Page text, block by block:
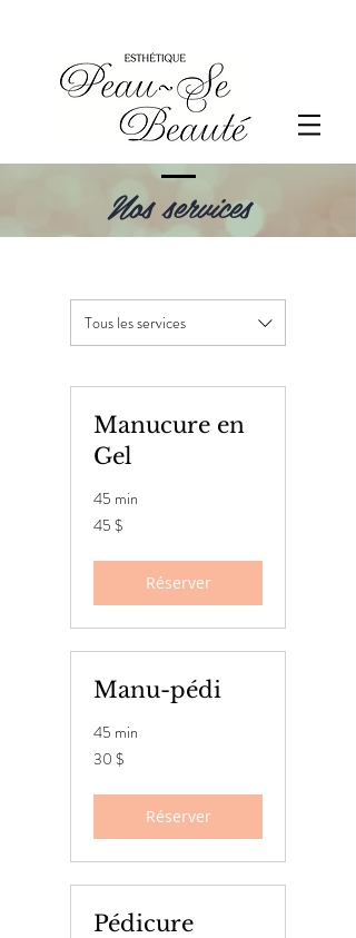
Nos services
Tous les services
Manucure en
Gel
45 min
45 dollars
canadiens
45 $
Réserver
Manu-pédi
45 min
30 dollars
canadiens
30 $
Réserver
Pédicure